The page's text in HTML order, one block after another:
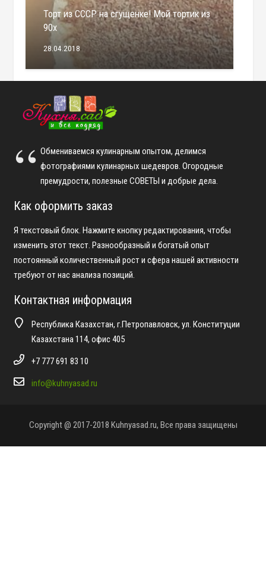
Торт из СССР на сгущенке! Мой тортик из
90х
28.04.2018
Обмениваемся кулинарным опытом, делимся
фотографиями кулинарных шедевров. Огородные
премудрости, полезные СОВЕТЫ и добрые дела.
Как оформить заказ
Я текстовый блок. Нажмите кнопку редактирования, чтобы
изменить этот текст. Разнообразный и богатый опыт
постоянный количественный рост и сфера нашей активности
требуют от нас анализа позиций.
Контактная информация
Республика Казахстан, г.Петропавловск, ул. Конституции
Казахстана 114, офис 405
+7 777 691 83 10
info@kuhnyasad.ru
Copyright @ 2017-2018 Kuhnyasad.ru, Все права защищены